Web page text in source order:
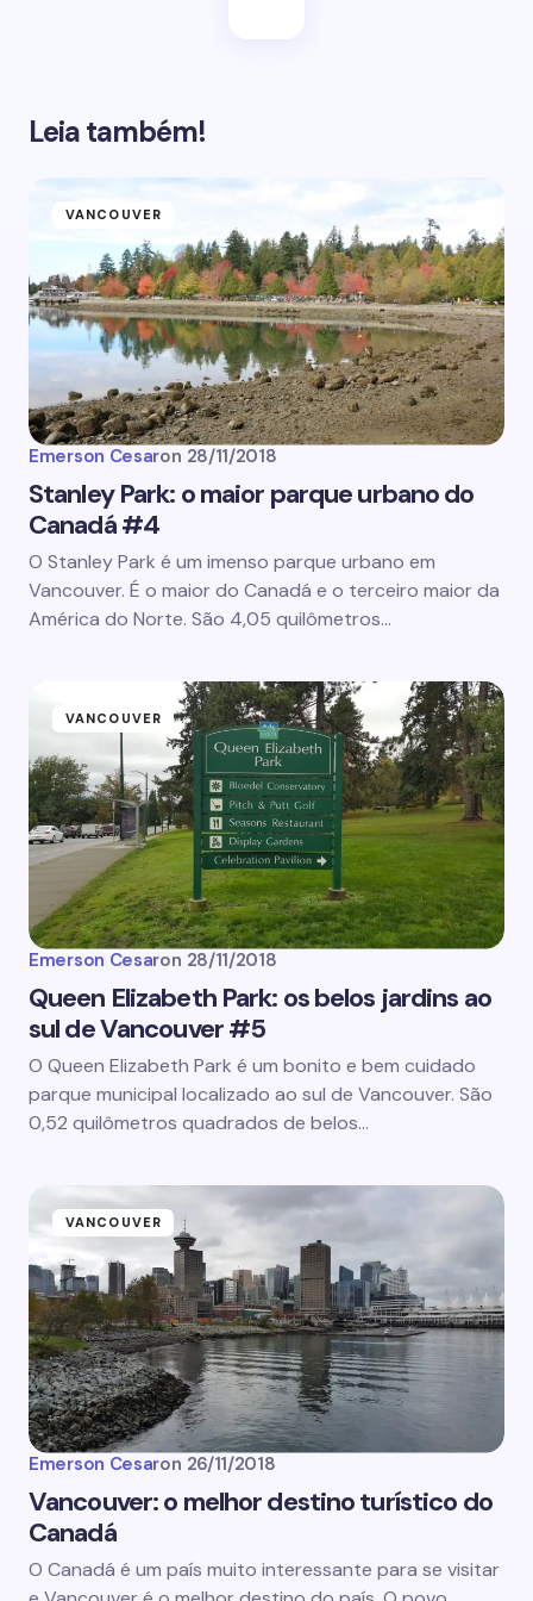
Leia também!
VANCOUVER
Emerson Cesaron 28/11/2018
Stanley Park: o maior parque urbano do
Canadá #4
O Stanley Park é um imenso parque urbano em
Vancouver. É o maior do Canadá e o terceiro maior da
América do Norte. São 4,05 quilômetros…
VANCOUVER
Emerson Cesaron 28/11/2018
Queen Elizabeth Park: os belos jardins ao
sul de Vancouver #5
O Queen Elizabeth Park é um bonito e bem cuidado
parque municipal localizado ao sul de Vancouver. São
0,52 quilômetros quadrados de belos…
VANCOUVER
Emerson Cesaron 26/11/2018
Vancouver: o melhor destino turístico do
Canadá
O Canadá é um país muito interessante para se visitar